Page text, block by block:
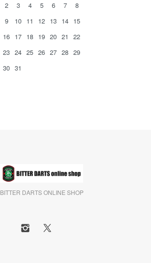
2
3 4 5 6 7
8
9
10 11 12 13 14 15
16 17 18 19 20 21
22
23 24 25 26 27 28 29
30 31
BITTER DARTS ONLINE SHOP